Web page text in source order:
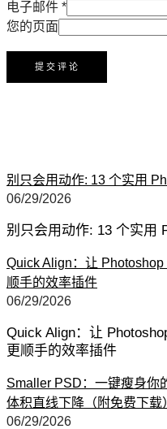
电子邮件 *
您的页面
别只会用动作: 13 个实用
06/29/2026
别只会用动作: 13 个实用
Quick Align：让
顺手的效率插件
06/29/2026
Quick Align：让
更顺手的效率插件
Smaller PSD：一键瘦身你
体积直线下降（附免费下载
06/29/2026